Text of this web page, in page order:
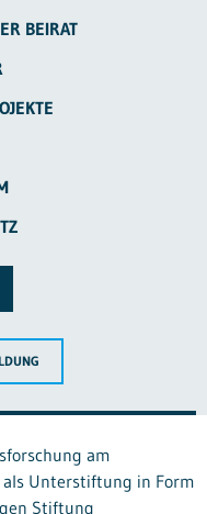
BEIRAT
am
Unterstiftung in Form
Stiftung